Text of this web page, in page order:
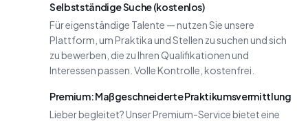
Selbstständige Suche (kostenlos)
Für eigenständige Talente — nutzen Sie unsere
Plattform, um Praktika und Stellen zu suchen und sich
zu bewerben, die zu Ihren Qualifikationen und
Interessen passen. Volle Kontrolle, kostenfrei.
Premium: Maßgeschneiderte Praktikumsvermittlung
Lieber begleitet? Unser Premium-Service bietet eine